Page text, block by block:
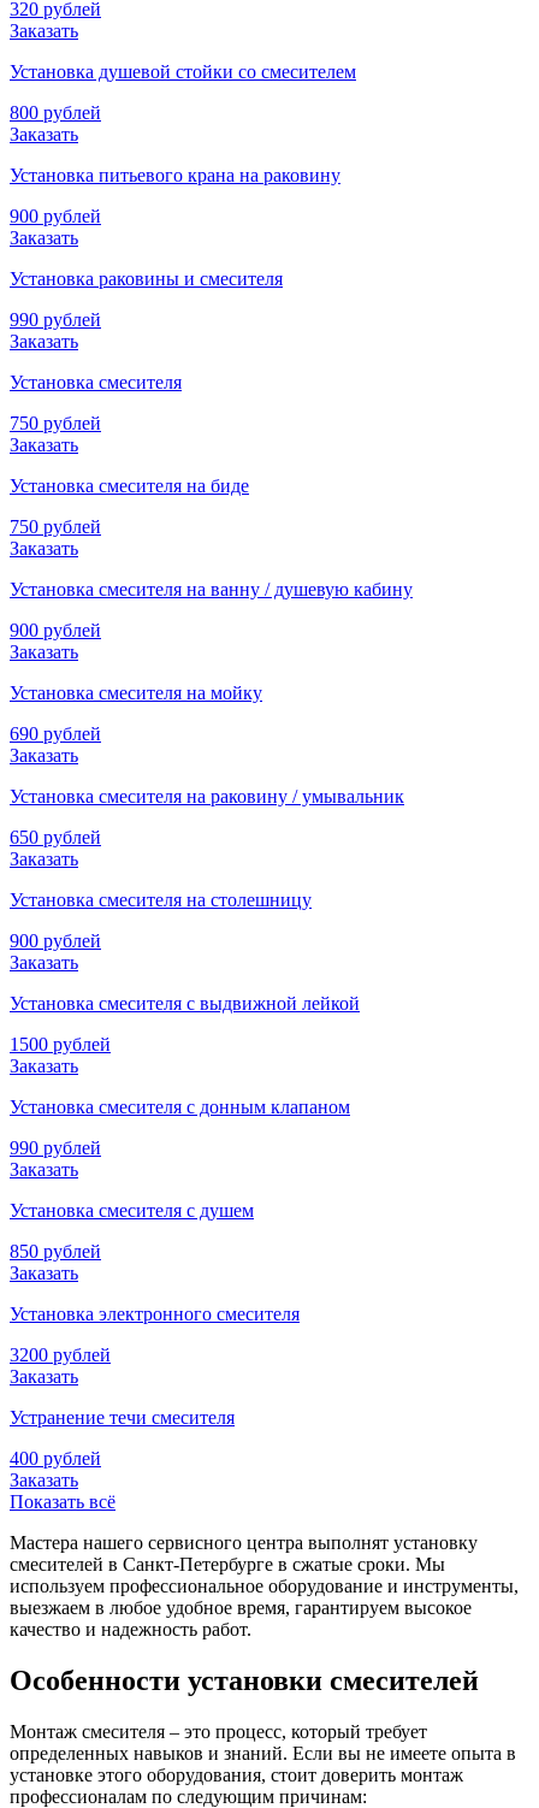
320 рублей
Заказать
Установка душевой стойки со смесителем
800 рублей
Заказать
Установка питьевого крана на раковину
900 рублей
Заказать
Установка раковины и смесителя
990 рублей
Заказать
Установка смесителя
750 рублей
Заказать
Установка смесителя на биде
750 рублей
Заказать
Установка смесителя на ванну / душевую кабину
900 рублей
Заказать
Установка смесителя на мойку
690 рублей
Заказать
Установка смесителя на раковину / умывальник
650 рублей
Заказать
Установка смесителя на столешницу
900 рублей
Заказать
Установка смесителя с выдвижной лейкой
1500 рублей
Заказать
Установка смесителя с донным клапаном
990 рублей
Заказать
Установка смесителя с душем
850 рублей
Заказать
Установка электронного смесителя
3200 рублей
Заказать
Устранение течи смесителя
400 рублей
Заказать
Показать всё
Мастера нашего сервисного центра выполнят установку
смесителей в Санкт-Петербурге в сжатые сроки. Мы
используем профессиональное оборудование и инструменты,
выезжаем в любое удобное время, гарантируем высокое
качество и надежность работ.
Особенности установки смесителей
Монтаж смесителя – это процесс, который требует
определенных навыков и знаний. Если вы не имеете опыта в
установке этого оборудования, стоит доверить монтаж
профессионалам по следующим причинам: